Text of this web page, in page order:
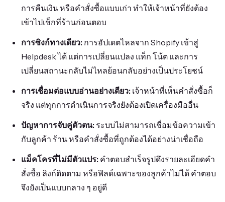
การคืนเงิน หรือคำสั่งซื้อแบบเก่า ทำให้เจ้าหน้าที่ยังต้อง
เข้าไปเช็กที่ร้านก่อนตอบ
การซิงก์ทางเดียว: การอัปเดตไหลจาก Shopify เข้าสู่
Helpdesk ได้ แต่การเปลี่ยนแปลง แท็ก โน้ต และการ
เปลี่ยนสถานะกลับไม่ไหลย้อนกลับอย่างเป็นประโยชน์
การเชื่อมต่อแบบอ่านอย่างเดียว: เจ้าหน้าที่เห็นคำสั่งซื้อก็
จริง แต่ทุกการดำเนินการจริงยังต้องเปิดเครื่องมืออื่น
ปัญหาการจับคู่ตัวตน: ระบบไม่สามารถเชื่อมข้อความเข้า
กับลูกค้า ร้าน หรือคำสั่งซื้อที่ถูกต้องได้อย่างน่าเชื่อถือ
แม็คโครที่ไม่มีตัวแปร: คำตอบสำเร็จรูปดึงรายละเอียดคำ
สั่งซื้อ ลิงก์ติดตาม หรือฟิลด์เฉพาะของลูกค้าไม่ได้ คำตอบ
จึงยังเป็นแบบกลาง ๆ อยู่ดี